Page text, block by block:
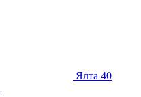
Ялта 40